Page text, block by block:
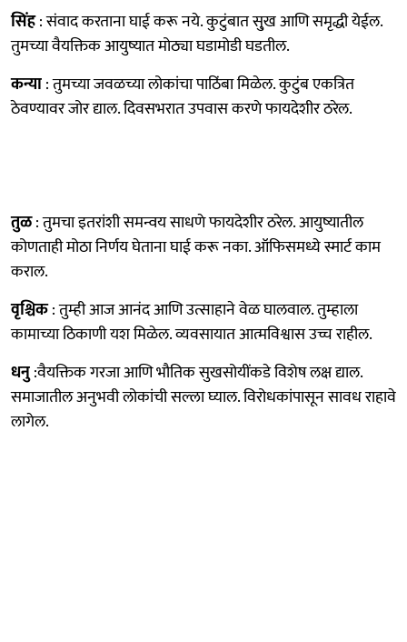
सिंह: संवाद करताना घाई करू नये. कुटुंबात सु्ख आणि समृद्धी येईल.
तुमच्या वैयक्तिक आयुष्यात मोठ्या घडामोडी घडतील.
कन्या: तुमच्या जवळच्या लोकांचा पाठिंबा मिळेल. कुटुंब एकत्रित
ठेवण्यावर जोर द्याल. दिवसभरात उपवास करणे फायदेशीर ठरेल.
तुळ: तुमचा इतरांशी समन्वय साधणे फायदेशीर ठरेल. आयुष्यातील
कोणताही मोठा निर्णय घेताना घाई करू नका. ऑफिसमध्ये स्मार्ट काम
कराल.
वृश्चिक: तुम्ही आज आनंद आणि उत्साहाने वेळ घालवाल. तुम्हाला
कामाच्या ठिकाणी यश मिळेल. व्यवसायात आत्मविश्वास उच्च राहील.
धनु:वैयक्तिक गरजा आणि भौतिक सुखसोयींकडे विशेष लक्ष द्याल.
समाजातील अनुभवी लोकांची सल्ला घ्याल. विरोधकांपासून सावध राहावे
लागेल.